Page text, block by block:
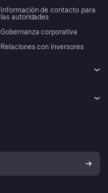
Información de contacto para
las autoridades
Gobernanza corporativa
Relaciones con inversores